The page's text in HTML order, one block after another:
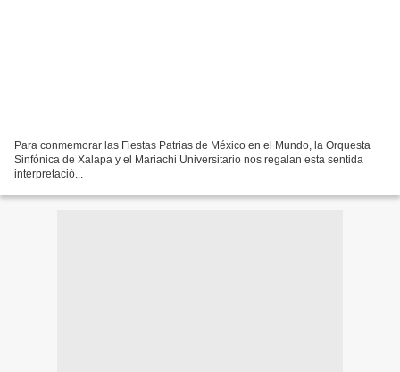
Para conmemorar las Fiestas Patrias de México en el Mundo, la Orquesta
Sinfónica de Xalapa y el Mariachi Universitario nos regalan esta sentida
interpretació...